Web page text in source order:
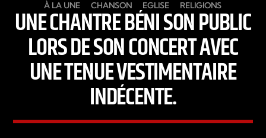
RADIO ELYON
POSITIVE ET ENCOURAGEANTE !
À LA UNE CHANSON EGLISE RELIGIONS
UNE CHANTRE BÉNI SON PUBLIC
LORS DE SON CONCERT AVEC
UNE TENUE VESTIMENTAIRE
INDÉCENTE.